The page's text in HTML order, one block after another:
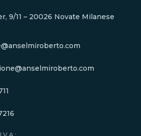
9/11 – 20026 Novate Milanese